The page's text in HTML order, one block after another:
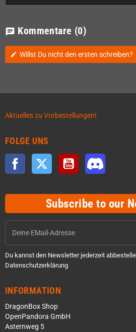
chat Kommentare (0)
edit Willst Du nicht den ersten schreiben?
Aktuelles zu Vorbestellungen!
FOLGE UNS
Facebook Twitter YouTube
Subscribe to our
Du kannst den Newsletter jederzeit
Datenschutzerklärung
INFORMATION
DragonBox Shop
OpenPandora GmbH
Asternweg 5